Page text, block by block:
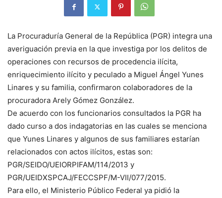
La Procuraduría General de la República (PGR) integra una
averiguación previa en la que investiga por los delitos de
operaciones con recursos de procedencia ilícita,
enriquecimiento ilícito y peculado a Miguel Ángel Yunes
Linares y su familia, confirmaron colaboradores de la
procuradora Arely Gómez González.
De acuerdo con los funcionarios consultados la PGR ha
dado curso a dos indagatorias en las cuales se menciona
que Yunes Linares y algunos de sus familiares estarían
relacionados con actos ilícitos, estas son:
PGR/SEIDO/UEIORPIFAM/114/2013 y
PGR/UEIDXSPCAJ/FECCSPF/M-VII/077/2015.
Para ello, el Ministerio Público Federal ya pidió la